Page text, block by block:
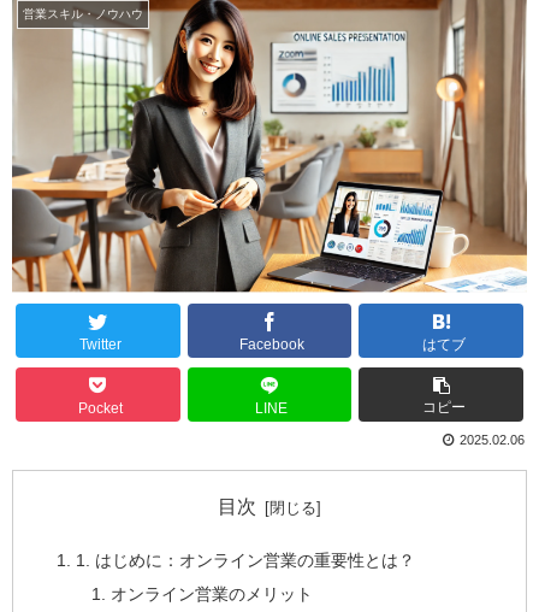
営業スキル・ノウハウ
Twitter Facebook はてブ
Pocket LINE コピー
2025.02.06
目次
1. はじめに：オンライン営業の重要性とは？
オンライン営業のメリット